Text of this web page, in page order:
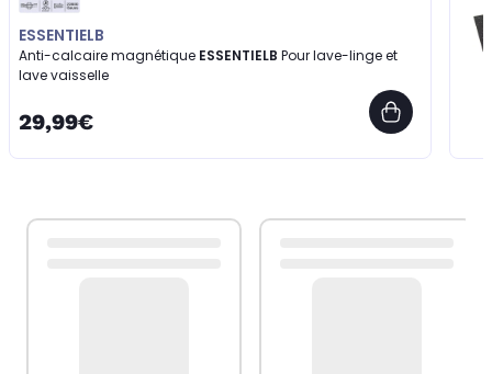
ESSENTIELB
Anti-calcaire magnétique ESSENTIELB
lave vaisselle
29,99€